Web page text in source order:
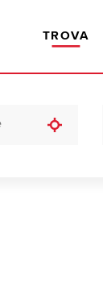
TROVA